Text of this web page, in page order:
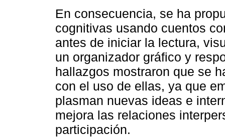
En consecuencia, se ha
cognitivas usando cuentos
antes de iniciar la lectura,
un organizador gráfico y
hallazgos mostraron que se
con el uso de ellas, ya que
plasman nuevas ideas e
mejora las relaciones
participación.